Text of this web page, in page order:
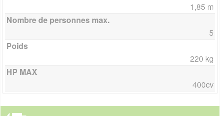
1,85 m
Nombre de personnes max.
5
Poids
220 kg
HP MAX
400cv